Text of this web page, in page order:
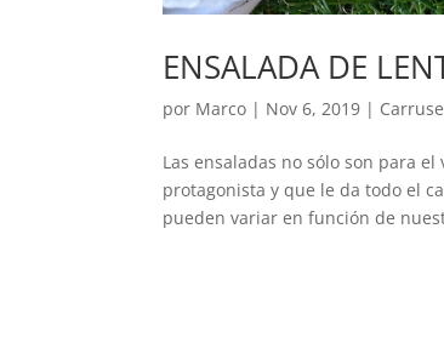
ENSALADA DE
por Marco | Nov 6, 2019 |
Las ensaladas no sólo son para
protagonista y que le da todo el
pueden variar en función de